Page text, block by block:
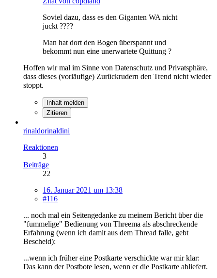
Soviel dazu, dass es den Giganten WA nicht
juckt ????
Man hat dort den Bogen überspannt und
bekommt nun eine unerwartete Quittung ?
Hoffen wir mal im Sinne von Datenschutz und Privatsphäre,
dass dieses (vorläufige) Zurückrudern den Trend nicht wieder
stoppt.
Inhalt melden
Zitieren
rinaldorinaldini
Reaktionen
3
Beiträge
22
16. Januar 2021 um 13:38
#116
... noch mal ein Seitengedanke zu meinem Bericht über die
"fummelige" Bedienung von Threema als abschreckende
Erfahrung (wenn ich damit aus dem Thread falle, gebt
Bescheid):
...wenn ich früher eine Postkarte verschickte war mir klar:
Das kann der Postbote lesen, wenn er die Postkarte abliefert.